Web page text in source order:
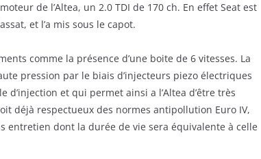
de l’Altea, un 2.0 TDI de 170 ch. En effet Seat est
et l’a mis sous le capot.
comme la présence d’une boite de 6 vitesses. La
pression par le biais d’injecteurs piezo électriques
et qui permet ainsi a l’Altea d’être très
déjà respectueux des normes antipollution Euro IV,
entretien dont la durée de vie sera équivalente à celle